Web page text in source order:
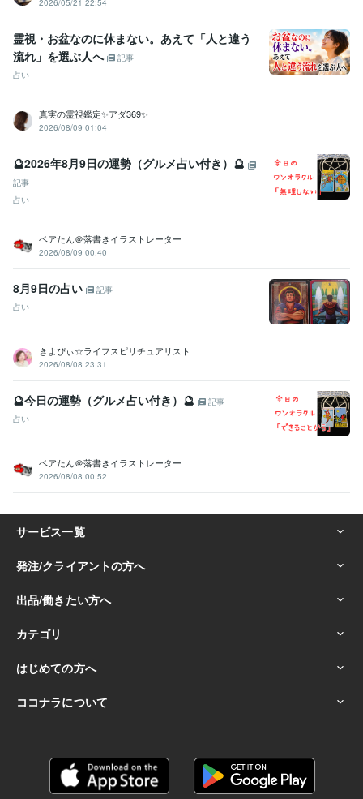
2026/05/21 22:54
霊視・お盆なのに休まない。あえて「人と違う
流れ」を選ぶ人へ
記事
占い
真実の霊視鑑定✨アダ369✨
2026/08/09 01:04
🔮2026年8月9日の運勢（グルメ占い付き）🔮
記事
占い
ベアたん＠落書きイラストレーター
2026/08/09 00:40
8月9日の占い
記事
占い
きよぴぃ☆ライフスピリチュアリスト
2026/08/08 23:31
🔮今日の運勢（グルメ占い付き）🔮
記事
占い
ベアたん＠落書きイラストレーター
2026/08/08 00:52